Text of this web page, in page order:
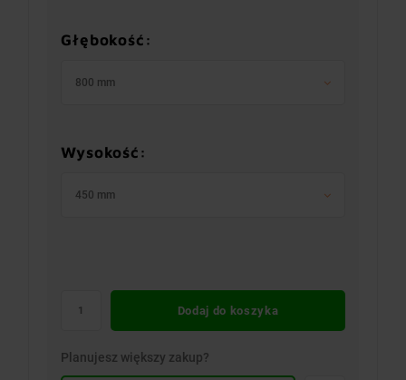
Głębokość:
800 mm
Wysokość:
450 mm
Dodaj do koszyka
Planujesz większy zakup?